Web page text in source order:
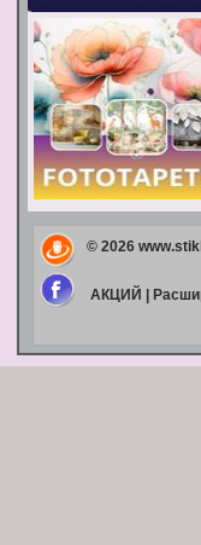
© 2026
АКЦИЙ